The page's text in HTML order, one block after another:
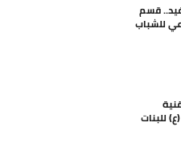
مستفيد.. قسم
للشباب
للبنات